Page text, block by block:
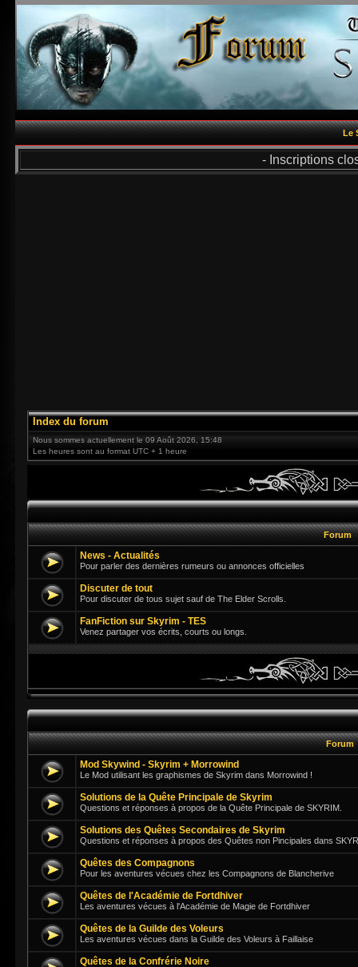
Le
- Inscriptions
Index du forum
Nous sommes actuellement le 09 Août 2026, 15:48
Les heures sont au format UTC + 1 heure
Forum
News - Actualités
Pour parler des dernières rumeurs ou annonces officielles
Discuter de tout
Pour discuter de tous sujet sauf de The Elder Scrolls.
FanFiction sur Skyrim - TES
Venez partager vos écrits, courts ou longs.
Forum
Mod Skywind - Skyrim + Morrowind
Le Mod utilisant les graphismes de Skyrim dans Morrowind !
Solutions de la Quête Principale de Skyrim
Questions et réponses à propos de la Quête Principale de SKYRIM.
Solutions des Quêtes Secondaires de Skyrim
Questions et réponses à propos des Quêtes non Pincipales dans
Quêtes des Compagnons
Pour les aventures vécues chez les Compagnons de Blancherive
Quêtes de l'Académie de Fortdhiver
Les aventures vécues à l'Académie de Magie de Fortdhiver
Quêtes de la Guilde des Voleurs
Les aventures vécues dans la Guilde des Voleurs à Faillaise
Quêtes de la Confrérie Noire